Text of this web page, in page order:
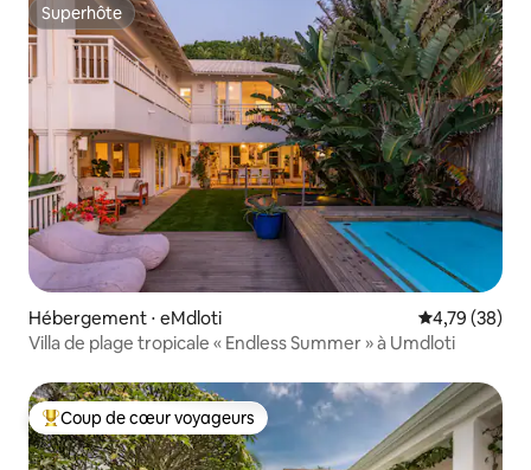
Superhôte
Superhôte
Hébergement ⋅ eMdloti Évaluation
4,79 (38)
Villa de plage tropicale « Endless Summer » à Umdloti
Coups de cœur voyageurs les plus appréciés
Coup de cœur voyageurs